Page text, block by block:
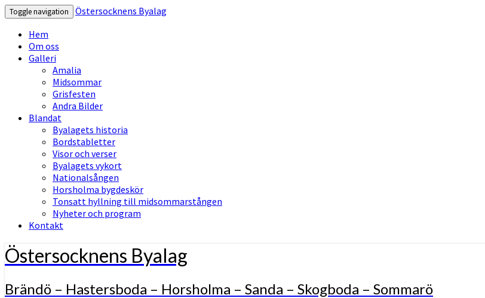
Toggle navigation
Östersocknens Byalag
Hem
Om oss
Galleri
Amalia
Midsommar
Grisfesten
Andra Bilder
Blandat
Byalagets historia
Bordstabletter
Visor och verser
Byalagets vykort
Nationalsången
Horsholma bygdeskör
Tonsatt hyllning till midsommarstången
Nyheter och program
Kontakt
Östersocknens Byalag
Brändö – Hastersboda – Horsholma – Sanda – Skogboda – Sommarö